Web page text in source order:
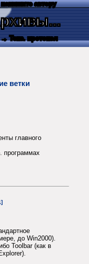
автору
→ Текс. протокол
ветки
главного
программах
до Win2000).
Toolbar (как в